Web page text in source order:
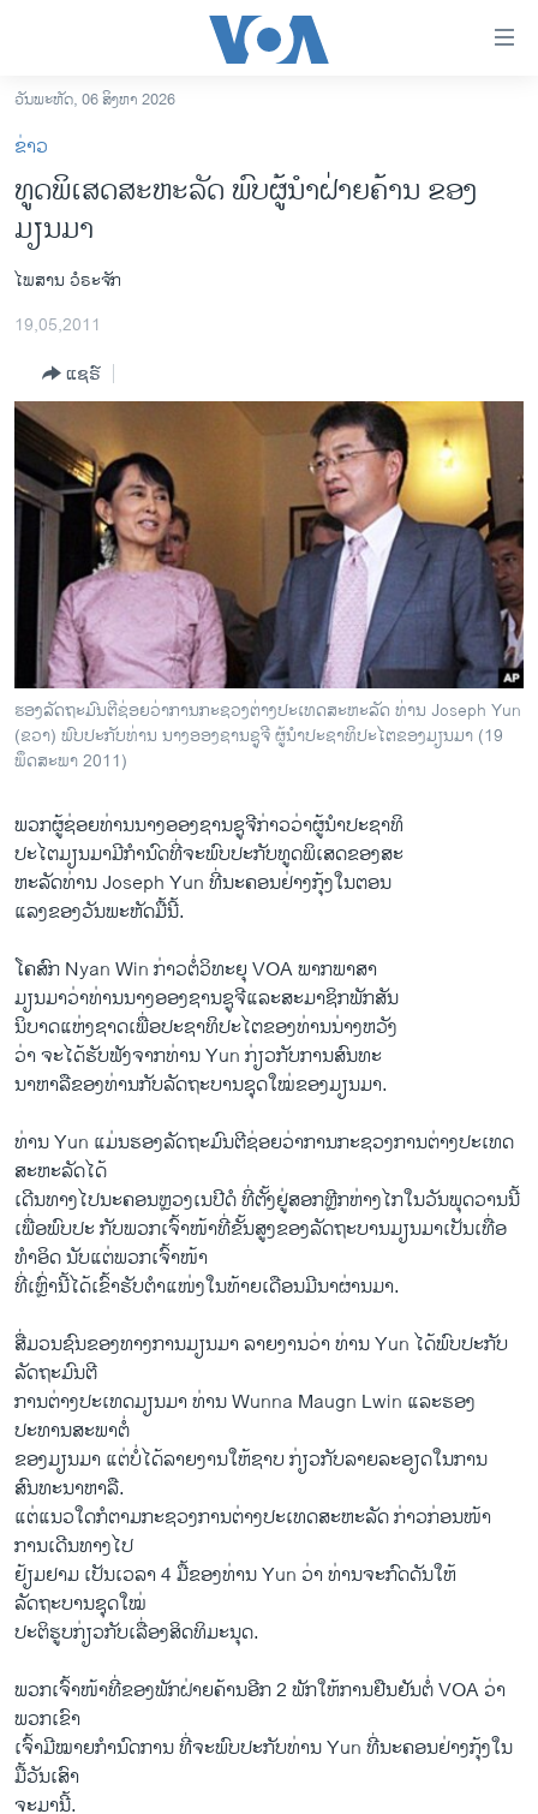
ເຂົ້າ
ຫາ
ຂ້າມ
ຂ້າມ
ຫາ
ຊອກ
ຄົ້ນ
ອາເມຣິກາ
ການເລືອກຕັ້ງ ປະທານາທີບໍດີ ສະຫະລັດ 2024
ໂລກ
ເອເຊຍ
ອິດສະຫຼະພາບດ້ານການຂ່າວ
ຊີວິດຊາວລາວ
ຊຸມຊົນຊາວລາວ
ວິທະຍາສາດ-ເທັກໂນໂລຈີ
ທຸລະກິດ
ພາສາອັງກິດ
ວີດີໂອ
ສຽງ
ລາຍການກະຈາຍສຽງ
ລາຍງານ
ພາສາຕ່າງໆ
ວັນພະຫັດ, 06 ສິງຫາ 2026
ຂ່າວ
ທູດພິເສດສະຫະລັດ ພົບຜູ້ນຳຝ່າຍຄ້ານ ຂອງ
ມຽນມາ
ໄພສານ ວໍຣະຈັກ
19,05,2011
ແຊຣ໌
ຮອງລັດຖະມົນຕີຊ່ອຍວ່າການກະຊວງຕ່າງປະເທດສະຫະລັດ ທ່ານ Joseph Yun
(ຂວາ) ພົບປະກັບທ່ານ ນາງອອງຊານຊູຈີ ຜູ້ນຳປະຊາທິປະໄຕຂອງມຽນມາ (19
ພຶດສະພາ 2011)
ພວກຜູ້ຊ່ອຍທ່ານນາງອອງຊານຊູຈີກ່າວວ່າຜູ້ນຳປະຊາທິ
ປະໄຕມຽນມາມີກຳນົດທີ່ຈະພົບປະກັບທູດພິເສດຂອງສະ
ຫະລັດທ່ານ Joseph Yun ທີ່ນະຄອນຢ່າງກຸ້ງໃນຕອນ
ແລງຂອງວັນພະຫັດມື້ນີ້.
ໂຄສົກ Nyan Win ກ່າວຕໍ່ວິທະຍຸ VOA ພາກພາສາ
ມຽນມາວ່າທ່ານນາງອອງຊານຊູຈີແລະສະມາຊິກພັກສັນ
ນິບາດແຫ່ງຊາດເພື່ອປະຊາທິປະໄຕຂອງທ່ານນ່າງຫວັງ
ວ່າ ຈະໄດ້ຮັບຟັງຈາກທ່ານ Yun ກ່ຽວກັບການສົນທະ
ນາຫາລືຂອງທ່ານກັບລັດຖະບານຊຸດໃໝ່ຂອງມຽນມາ.
ທ່ານ Yun ແມ່ນຮອງລັດຖະມົນຕີຊ່ອຍວ່າການກະຊວງການຕ່າງປະເທດ
ສະຫະລັດໄດ້
ເດີນທາງໄປນະຄອນຫຼວງເນປີດໍ ທີ່ຕັ້ງຢູ່ສອກຫຼີກຫ່າງໄກໃນວັນພຸດວານນີ້
ເພື່ອພົບປະ ກັບພວກເຈົ້າໜ້າທີ່ຂັ້ນສູງຂອງລັດຖະບານມຽນມາເປັນເທື່ອ
ທຳອິດ ນັບແຕ່ພວກເຈົ້າໜ້າ
ທີ່ເຫຼົ່ານີ້ໄດ້ເຂົ້າຮັບຕຳແໜ່ງໃນທ້າຍເດືອນມີນາຜ່ານມາ.
ສື່ມວນຊົນຂອງທາງການມຽນມາ ລາຍງານວ່າ ທ່ານ Yun ໄດ້ພົບປະກັບ
ລັດຖະມົນຕີ
ການຕ່າງປະເທດມຽນມາ ທ່ານ Wunna Maugn Lwin ແລະຮອງ
ປະທານສະພາຕໍ່
ຂອງມຽນມາ ແຕ່ບໍ່ໄດ້ລາຍງານໃຫ້ຊາບ ກ່ຽວກັບລາຍລະອຽດໃນການ
ສົນທະນາຫາລື.
ແຕ່ແນວໃດກໍຕາມກະຊວງການຕ່າງປະເທດສະຫະລັດ ກ່າວກ່ອນໜ້າ
ການເດີນທາງໄປ
ຢ້ຽມຢາມ ເປັນເວລາ 4 ມື້ຂອງທ່ານ Yun ວ່າ ທ່ານຈະກົດດັນໃຫ້
ລັດຖະບານຊຸດໃໝ່
ປະຕິຮູບກ່ຽວກັບເລື່ອງສິດທິມະນຸດ.
ພວກເຈົ້າໜ້າທີ່ຂອງພັກຝ່າຍຄ້ານອີກ 2 ພັກໃຫ້ການຢືນຢັນຕໍ່ VOA ວ່າ
ພວກເຂົາ
ເຈົ້າມີໝາຍກຳນົດການ ທີ່ຈະພົບປະກັບທ່ານ Yun ທີ່ນະຄອນຢ່າງກຸ້ງໃນ
ມື້ວັນເສົາ
ຈະມານີ້.